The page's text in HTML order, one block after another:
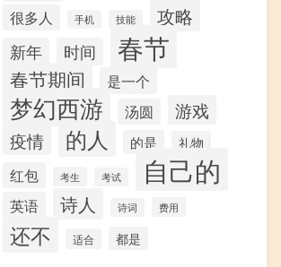
很多人 手机 技能 攻略
新年 时间 春节
春节期间 是一个
梦幻西游 汤圆
游戏
疫情
的人 的是 礼物
红包 考生 考试 自己的
英语 诗人 诗词 费用
还不 适合 都是